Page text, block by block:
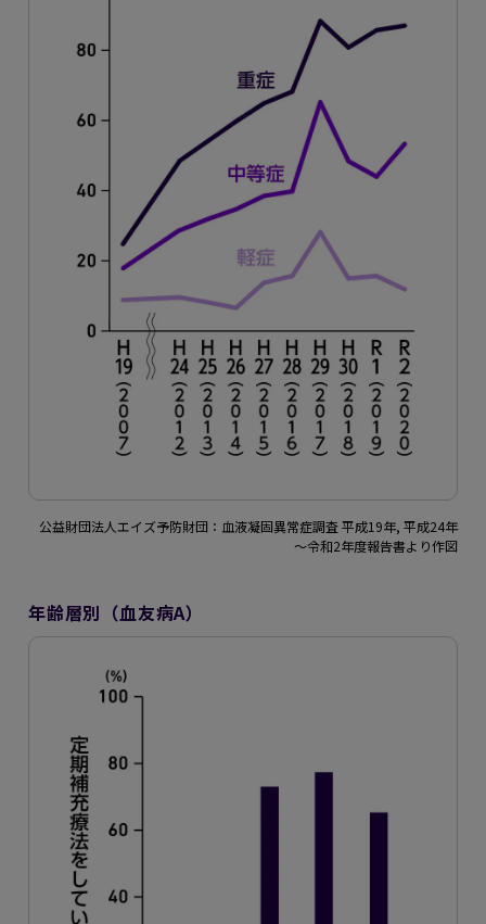
公益財団法人エイズ予防財団：血液凝固異常症調査 平成19年, 平成24年
～令和2年度報告書より作図
年齢層別（血友病A）